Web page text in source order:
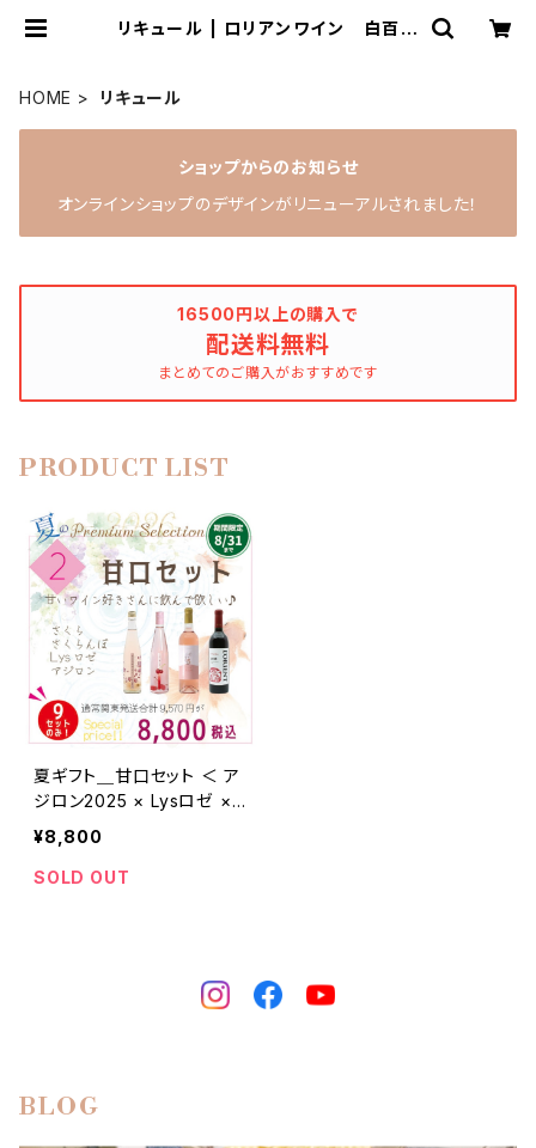
リキュール | ロリアンワイン 白百合
HOME リキュール
ショップからのお知らせ
オンラインショップのデザインがリニューアルされました！
16500円以上の購入で
配送料無料
まとめてのご購入がおすすめです
PRODUCT LIST
夏ギフト＿甘口セット ＜ ア
ジロン2025 × Lysロゼ ×
さくらのワイン × さくらんぼ
のワイン ＞
¥8,800
SOLD OUT
BLOG